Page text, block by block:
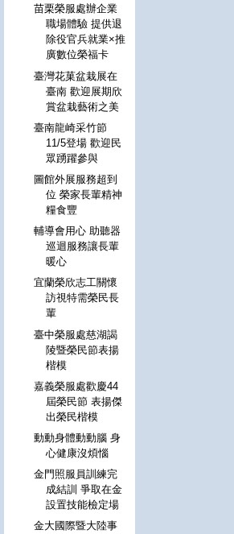
苗栗榮服處辦企業
職場體驗 提供退
除役官兵就業×推
廣數位榮福卡
臺灣花菓盆栽展在
臺南 歡迎展期欣
賞盆栽藝術之美
臺南龍崎采竹節
11/5登場 歡迎民
眾踴躍參與
圖館外展服務超到
位 榮家長輩精神
糧食豐
輔導會用心 助聽器
巡迴服務讓長輩
暖心
宜蘭榮欣志工關懷
訪視特需榮民長
輩
臺中榮服處慈湖謁
陵暨榮民節表揚
楷模
嘉義榮服處歡慶44
屆榮民節 表揚傑
出榮民楷模
動動身體動動腦 身
心健康沒煩惱
金門照服員訓練完
成結訓 爭取在金
設置技能檢定場
金大國際暨大陸事